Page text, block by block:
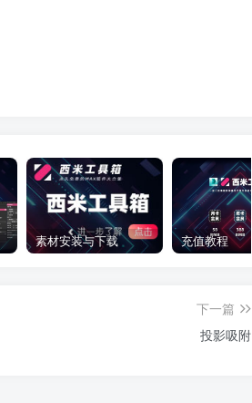
素材安装与下载 充值教程
下一篇
投影吸附